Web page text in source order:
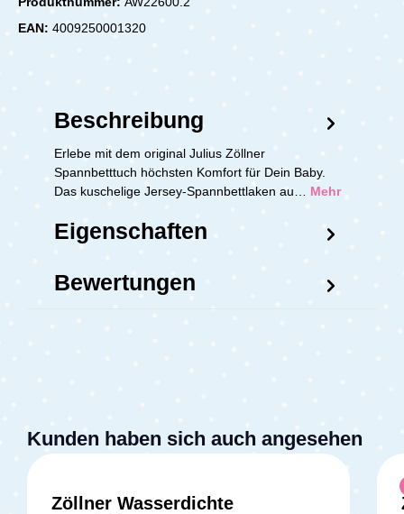
EAN: 4009250001320
Beschreibung
Erlebe mit dem original Julius Zöllner
Spannbetttuch höchsten Komfort für Dein Baby.
Das kuschelige Jersey-Spannbettlaken au… Mehr
Eigenschaften
Bewertungen
Kunden haben sich auch angesehen
Zöllner Wasserdichte